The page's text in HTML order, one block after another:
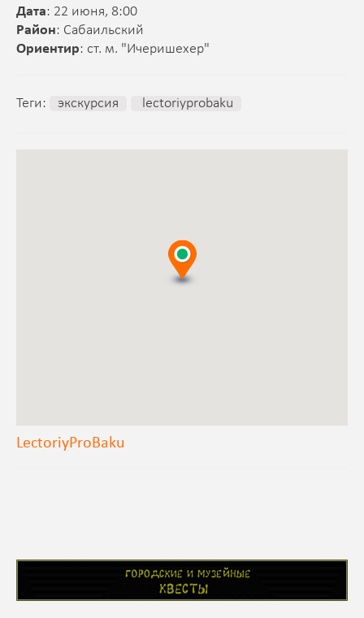
Дата: 22 июня, 8:00
Район: Сабаильский
Ориентир: ст. м. "Ичеришехер"
Теги: экскурсия lectoriyprobaku
LectoriyProBaku